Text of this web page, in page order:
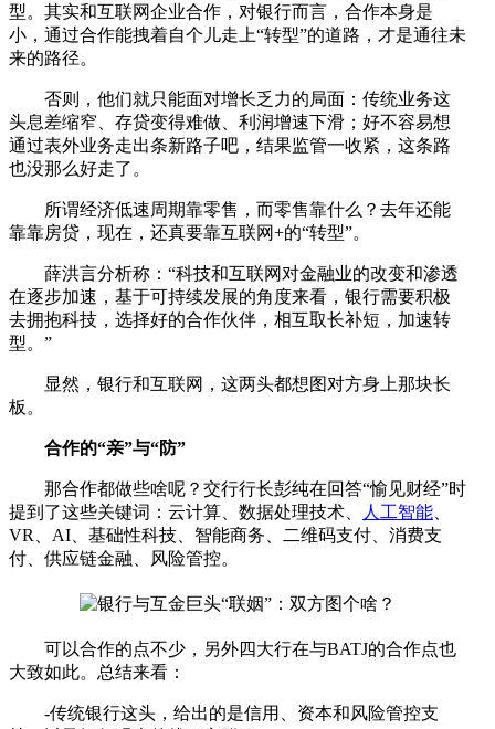
型。其实和互联网企业合作，对银行而言，合作本身是
小，通过合作能拽着自个儿走上“转型”的道路，才是通往未
来的路径。
否则，他们就只能面对增长乏力的局面：传统业务这
头息差缩窄、存贷变得难做、利润增速下滑；好不容易想
通过表外业务走出条新路子吧，结果监管一收紧，这条路
也没那么好走了。
所谓经济低速周期靠零售，而零售靠什么？去年还能
靠靠房贷，现在，还真要靠互联网+的“转型”。
薛洪言分析称：“科技和互联网对金融业的改变和渗透
在逐步加速，基于可持续发展的角度来看，银行需要积极
去拥抱科技，选择好的合作伙伴，相互取长补短，加速转
型。”
显然，银行和互联网，这两头都想图对方身上那块长
板。
合作的“亲”与“防”
那合作都做些啥呢？交行行长彭纯在回答“愉见财经”时
提到了这些关键词：云计算、数据处理技术、
人工智能
VR、AI、基础性科技、智能商务、二维码支付、消费支
付、供应链金融、风险管控。
可以合作的点不少，另外四大行在与BATJ的合作点也
大致如此。总结来看：
-传统银行这头，给出的是信用、资本和风险管控支